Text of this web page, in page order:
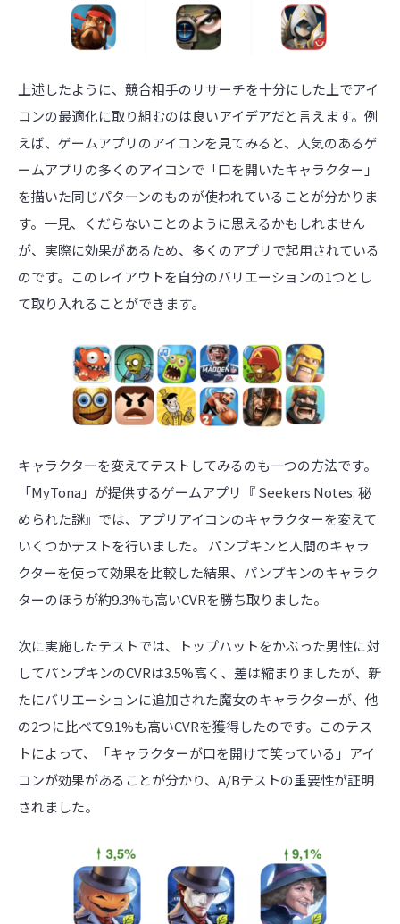
上述したように、競合相手のリサーチを十分にした上でアイ
コンの最適化に取り組むのは良いアイデアだと言えます。例
えば、ゲームアプリのアイコンを見てみると、人気のあるゲ
ームアプリの多くのアイコンで「口を開いたキャラクター」
を描いた同じパターンのものが使われていることが分かりま
す。一見、くだらないことのように思えるかもしれません
が、実際に効果があるため、多くのアプリで起用されている
のです。このレイアウトを自分のバリエーションの1つとし
て取り入れることができます。
キャラクターを変えてテストしてみるのも一つの方法です。
「MyTona」が提供するゲームアプリ『 Seekers Notes: 秘
められた謎』では、アプリアイコンのキャラクターを変えて
いくつかテストを行いました。 パンプキンと人間のキャラ
クターを使って効果を比較した結果、パンプキンのキャラク
ターのほうが約9.3%も高いCVRを勝ち取りました。
次に実施したテストでは、トップハットをかぶった男性に対
してパンプキンのCVRは3.5%高く、差は縮まりましたが、新
たにバリエーションに追加された魔女のキャラクターが、他
の2つに比べて9.1%も高いCVRを獲得したのです。このテス
トによって、「キャラクターが口を開けて笑っている」アイ
コンが効果があることが分かり、A/Bテストの重要性が証明
されました。